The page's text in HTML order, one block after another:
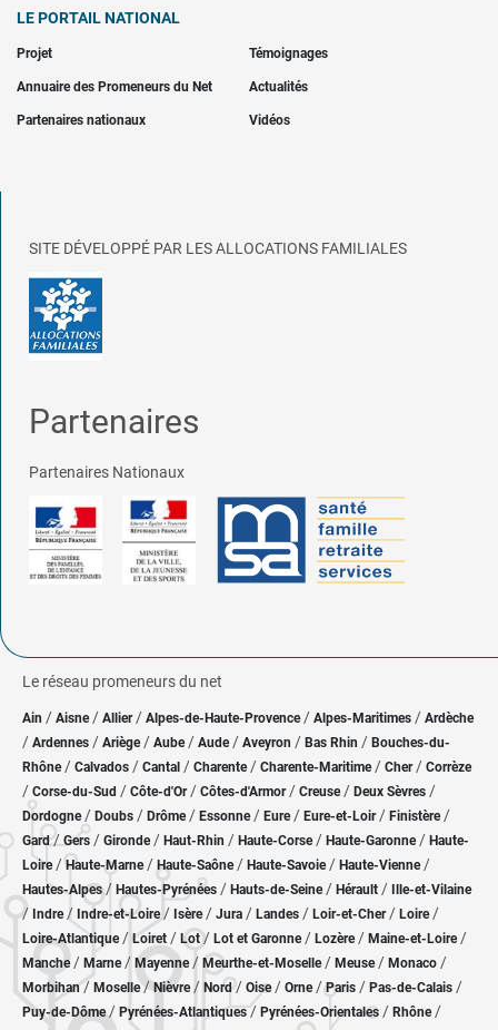
LE PORTAIL NATIONAL
Projet Témoignages
Annuaire des Promeneurs du Net Actualités
Partenaires nationaux Vidéos
SITE DÉVELOPPÉ PAR LES ALLOCATIONS FAMILIALES
Partenaires
Partenaires Nationaux
Le réseau promeneurs du net
Ain / Aisne/ Allier/ Alpes-de-Haute-Provence / Alpes-Maritimes / Ardèche
/ Ardennes / Ariège/ Aube/ Aude / Aveyron / Bas Rhin / Bouches-du-
Rhône/ Calvados / Cantal / Charente / Charente-Maritime/ Cher / Corrèze
/ Corse-du-Sud / Côte-d'Or / Côtes-d'Armor/ Creuse/ Deux Sèvres /
Dordogne/ Doubs / Drôme/ Essonne / Eure/ Eure-et-Loir / Finistère/
Gard/Gers / Gironde/ Haut-Rhin / Haute-Corse/ Haute-Garonne/ Haute-
Loire/Haute-Marne/ Haute-Saône/ Haute-Savoie/ Haute-Vienne/
Hautes-Alpes/ Hautes-Pyrénées / Hauts-de-Seine/ Hérault / Ille-et-Vilaine
/ Indre/ Indre-et-Loire/ Isère/ Jura / Landes / Loir-et-Cher/ Loire/
Loire-Atlantique/ Loiret / Lot/ Lot et Garonne/ Lozère / Maine-et-Loire/
Manche/ Marne/ Mayenne/ Meurthe-et-Moselle/ Meuse/ Monaco /
Morbihan/ Moselle/ Nièvre / Nord/ Oise / Orne/Paris / Pas-de-Calais /
Puy-de-Dôme/ Pyrénées-Atlantiques / Pyrénées-Orientales / Rhône/